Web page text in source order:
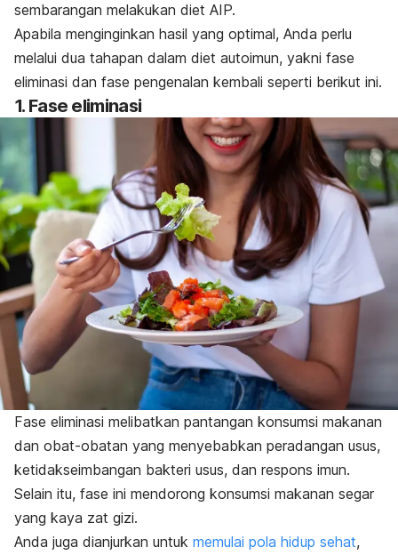
sembarangan melakukan diet AIP.
Apabila menginginkan hasil yang optimal, Anda perlu
melalui dua tahapan dalam diet autoimun, yakni fase
eliminasi dan fase pengenalan kembali seperti berikut ini.
1. Fase eliminasi
Fase eliminasi melibatkan pantangan konsumsi makanan
dan obat-obatan yang menyebabkan peradangan usus,
ketidakseimbangan bakteri usus, dan respons imun.
Selain itu, fase ini mendorong konsumsi makanan segar
yang kaya zat gizi.
Anda juga dianjurkan untuk memulai pola hidup sehat,